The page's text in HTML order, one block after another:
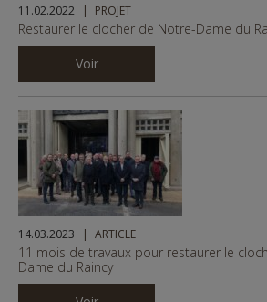
11.02.2022 PROJET
Restaurer le clocher de Notre-Dame du
Voir
14.03.2023 ARTICLE
11 mois de travaux pour restaurer le
Dame du Raincy